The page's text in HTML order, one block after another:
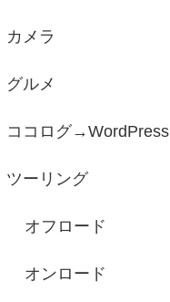
カメラ
グルメ
ココログ→WordPress
ツーリング
オフロード
オンロード